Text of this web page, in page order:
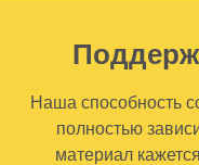
Наша способность
полностью
материал